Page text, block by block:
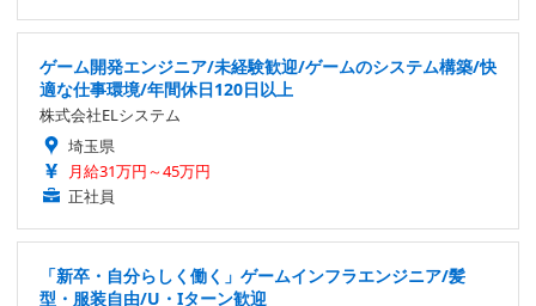
ゲーム開発エンジニア/未経験歓迎/ゲームのシステム構築/快
適な仕事環境/年間休日120日以上
株式会社ELシステム
埼玉県
月給31万円～45万円
正社員
「新卒・自分らしく働く」ゲームインフラエンジニア/髪
型・服装自由/U・Iターン歓迎